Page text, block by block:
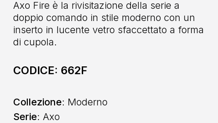
Axo Fire è la rivisitazione della serie a
doppio comando in stile moderno con un
inserto in lucente vetro sfaccettato a forma
di cupola.
CODICE: 662F
Collezione: Moderno
Serie: Axo